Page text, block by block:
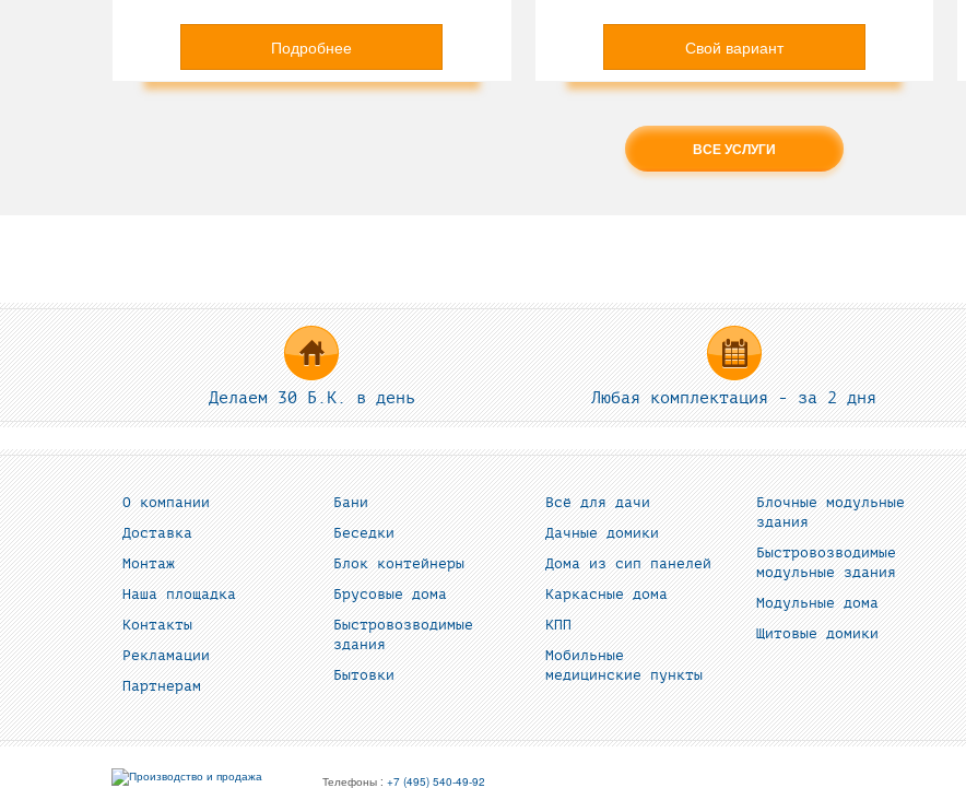
Свой вариант
Подробнее
ВСЕ УСЛУГИ
Делаем 30 Б.К. в день Любая комплектация - за 2 дня
О компании
Доставка
Монтаж
Наша площадка
Контакты
Рекламации
Партнерам
Бани
Беседки
Блок контейнеры
Брусовые дома
Быстровозводимые
здания
Бытовки
Всё для дачи
Дачные домики
Дома из сип панелей
Каркасные дома
КПП
Мобильные
медицинские пункты
Блочные модульные
здания
Быстровозводимые
модульные здания
Модульные дома
Щитовые домики
Телефоны :+7 (495) 540-49-92